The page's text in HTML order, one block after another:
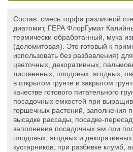
Состав: cмесь торфа различной
диатомит, ГЕРА ФлорГумат
термически обработанный, мука
(доломитовая). Это готовый к
использовать без разбавления)
цветочных, декоративных,
лиственных, плодовых, ягодных,
в открытом грунте и закрытом
качестве готового питательного
посадочных емкостей при
горшечных растений, заполнения
высадке рассады, посадке-
заполнения посадочных ям при
плодовых, ягодных и
кустарников, при разбивке клумб,